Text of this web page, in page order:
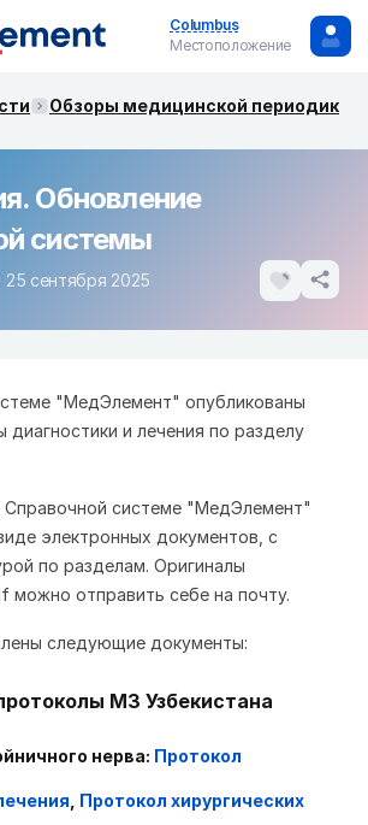
Columbus
Местоположение
Обзоры медицинской периодики.
Обновление
системы
25 сентября 2025
"МедЭлемент" опубликованы
диагностики и лечения по разделу
Справочной системе "МедЭлемент"
электронных документов, с
по разделам. Оригиналы
можно отправить себе на почту.
следующие документы:
МЗ Узбекистана
нерва: Протокол
Протокол хирургических